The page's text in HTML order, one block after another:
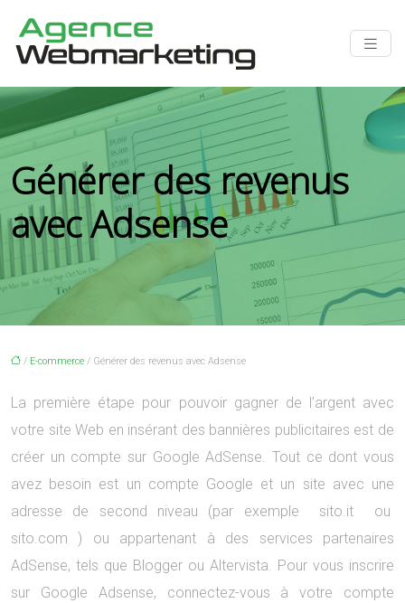
Générer des revenus
avec Adsense
/ E-commerce / Générer des revenus avec Adsense
La première étape pour pouvoir gagner de l’argent avec
votre site Web en insérant des bannières publicitaires est de
créer un compte sur Google AdSense. Tout ce dont vous
avez besoin est un compte Google et un site avec une
adresse de second niveau (par exemple sito.it ou
sito.com ) ou appartenant à des services partenaires
AdSense, tels que Blogger ou Altervista. Pour vous inscrire
sur Google Adsense, connectez-vous à votre compte